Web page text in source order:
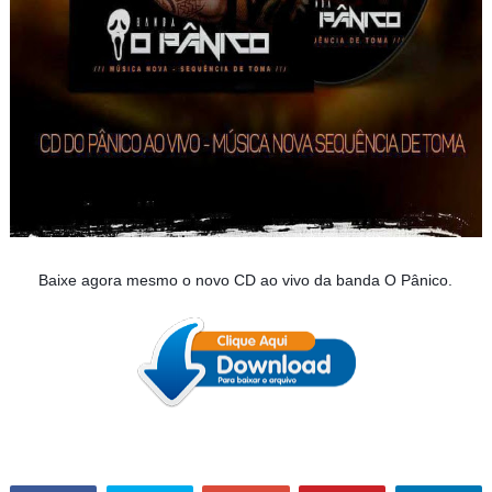
Baixe agora mesmo o novo CD ao vivo da banda O Pânico.